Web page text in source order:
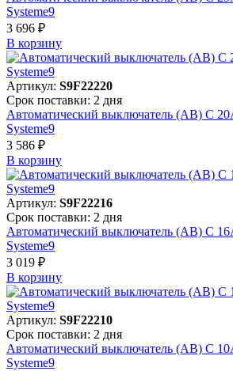
Systeme9
3 696 ₽
В корзинy
Артикул: S9F22220
Срок поставки: 2 дня
Автоматический выключатель (АВ) C
Systeme9
3 586 ₽
В корзинy
Артикул: S9F22216
Срок поставки: 2 дня
Автоматический выключатель (АВ) C
Systeme9
3 019 ₽
В корзинy
Артикул: S9F22210
Срок поставки: 2 дня
Автоматический выключатель (АВ) C
Systeme9